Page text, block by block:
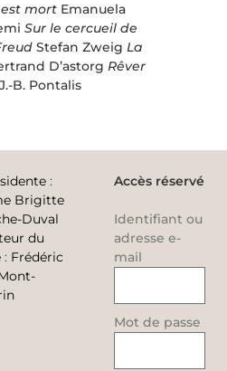
est mort Emanuela
Sur le cercueil de
Stefan Zweig La
D’astorg Rêver
J.-B. Pontalis
:
Brigitte
Duval
du
: Frédéric
Accès réservé
Identifiant ou
adresse e-
mail
Mot de passe